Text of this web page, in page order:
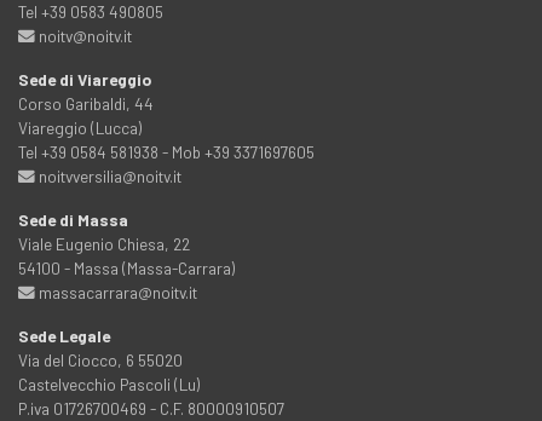
Tel +39 0583 490805
noitv@noitv.it
Sede di Viareggio
Corso Garibaldi, 44
Viareggio (Lucca)
Tel +39 0584 581938 - Mob +39 3371697605
noitvversilia@noitv.it
Sede di Massa
Viale Eugenio Chiesa, 22
54100 - Massa (Massa-Carrara)
massacarrara@noitv.it
Sede Legale
Via del Ciocco, 6 55020
Castelvecchio Pascoli (Lu)
P.iva 01726700469 - C.F. 80000910507